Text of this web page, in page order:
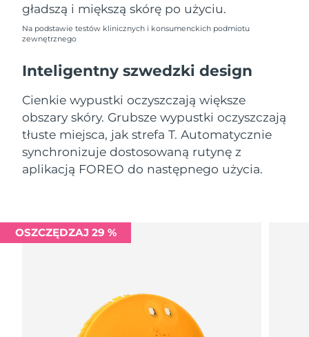
gładszą i miększą skórę po użyciu.
Na podstawie testów klinicznych i konsumenckich podmiotu
zewnętrznego
Inteligentny szwedzki design
Cienkie wypustki oczyszczają większe
obszary skóry. Grubsze wypustki oczyszczają
tłuste miejsca, jak strefa T. Automatycznie
synchronizuje dostosowaną rutynę z
aplikacją FOREO do następnego użycia.
OSZCZĘDZAJ 29 %
Słowacja
Oczekiwany czas dostawy
Słowenia
Republika
Południowej Afryki
Oczekiwany czas dostawy
8/16/26
Korea Południowa
Oczekiwany czas dostawy
Szwecja
Oczekiwany czas dostawy